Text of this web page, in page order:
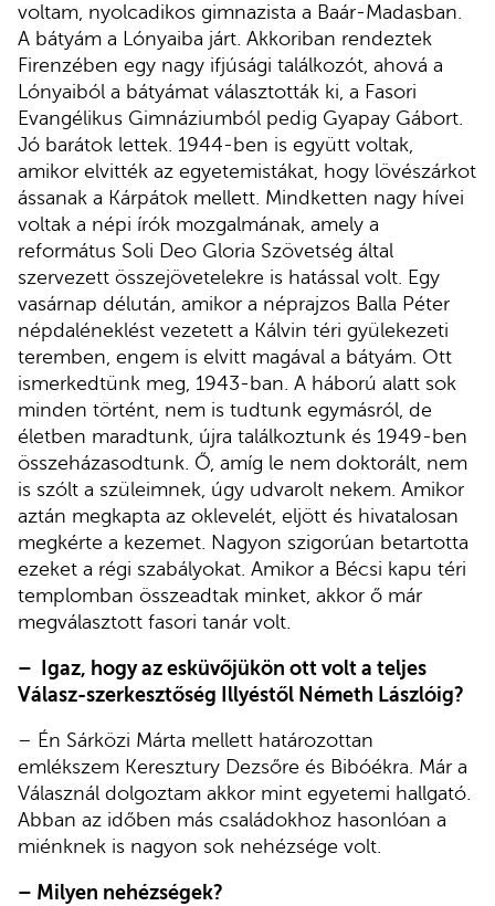
voltam, nyolcadikos gimnazista a Baár-Madasban.
A bátyám a Lónyaiba járt. Akkoriban rendeztek
Firenzében egy nagy ifjúsági találkozót, ahová a
Lónyaiból a bátyámat választották ki, a Fasori
Evangélikus Gimnáziumból pedig Gyapay Gábort.
Jó barátok lettek. 1944-ben is együtt voltak,
amikor elvitték az egyetemistákat, hogy lövészárkot
ássanak a Kárpátok mellett. Mindketten nagy hívei
voltak a népi írók mozgalmának, amely a
református Soli Deo Gloria Szövetség által
szervezett összejövetelekre is hatással volt. Egy
vasárnap délután, amikor a néprajzos Balla Péter
népdaléneklést vezetett a Kálvin téri gyülekezeti
teremben, engem is elvitt magával a bátyám. Ott
ismerkedtünk meg, 1943-ban. A háború alatt sok
minden történt, nem is tudtunk egymásról, de
életben maradtunk, újra találkoztunk és 1949-ben
összeházasodtunk. Ő, amíg le nem doktorált, nem
is szólt a szüleimnek, úgy udvarolt nekem. Amikor
aztán megkapta az oklevelét, eljött és hivatalosan
megkérte a kezemet. Nagyon szigorúan betartotta
ezeket a régi szabályokat. Amikor a Bécsi kapu téri
templomban összeadtak minket, akkor ő már
megválasztott fasori tanár volt.
– Igaz, hogy az esküvőjükön ott volt a teljes
Válasz-szerkesztőség Illyéstől Németh Lászlóig?
– Én Sárközi Márta mellett határozottan
emlékszem Keresztury Dezsőre és Bibóékra. Már a
Válasznál dolgoztam akkor mint egyetemi hallgató.
Abban az időben más családokhoz hasonlóan a
miénknek is nagyon sok nehézsége volt.
– Milyen nehézségek?